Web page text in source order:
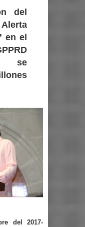
del
en el
se
del 2017-